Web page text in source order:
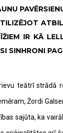
IR KĀ
SINHRONI
teātrī
Žordi
sajūta, ka